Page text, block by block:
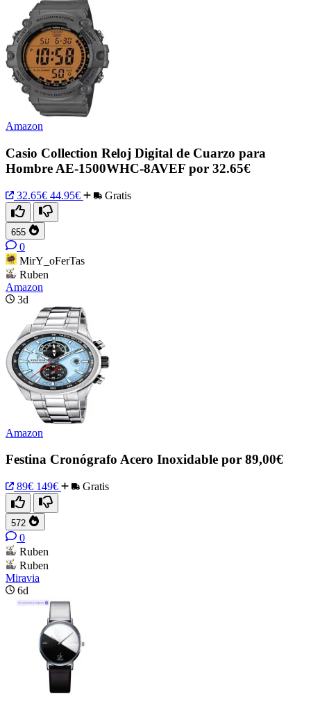
Amazon
Casio Collection Reloj Digital de Cuarzo para
Hombre AE-1500WHC-8AVEF por 32.65€
32.65€ 44.95€ Gratis
655
0
MirY_oFerTas
Ruben
Amazon
3d
Amazon
Festina Cronógrafo Acero Inoxidable por 89,00€
89€ 149€ Gratis
572
0
Ruben
Ruben
Miravia
6d